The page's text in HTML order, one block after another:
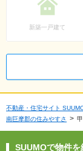
新築一戸建て
不動産・住宅サイト
南巨摩郡の住みやすさ
SUUMOで物件を